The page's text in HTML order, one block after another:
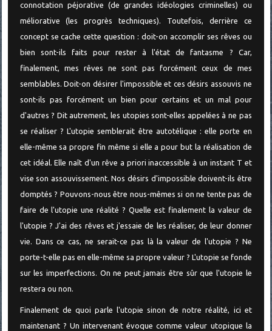
connotation péjorative (de grandes idéologies criminelles) ou
méliorative (les progrès techniques). Toutefois, derrière ce
concept se cache cette question : doit-on accomplir ses rêves ou
bien sont-ils faits pour rester à l'état de fantasme ? Car,
finalement, mes rêves ne sont pas forcément ceux de mes
semblables. Doit-on désirer l'impossible et ces désirs assouvis ne
sont-ils pas forcément un bien pour certains et un mal pour
d'autres ? Dit autrement, les utopies sont-elles appelées à ne pas
se réaliser ? L'utopie semblerait être autotélique : elle porte en
elle-même sa propre fin même si elle a pour but la réalisation de
cet idéal. Elle naît d'un rêve a priori inaccessible à un instant T et
vise son assouvissement. Nos désirs d'impossible doivent-ils être
domptés ? Pouvons-nous être nous-mêmes si on ne tente pas de
faire de l'utopie une réalité ? Quelle est finalement la valeur de
l'utopie ? J'ai des rêves et j'essaie de les réaliser, de leur donner
vie. Dans ce cas, ne serait-ce pas là la valeur de l'utopie ? Ne
porte-t-elle pas en elle-même sa propre valeur ? L'utopie se fonde
sur les imperfections. On ne peut jamais être sûr que l'utopie le
restera ou non.
Finalement de quoi parle l'utopie sinon de notre réalité, ici et
maintenant ? Un intervenant évoque comme valeur utopique la